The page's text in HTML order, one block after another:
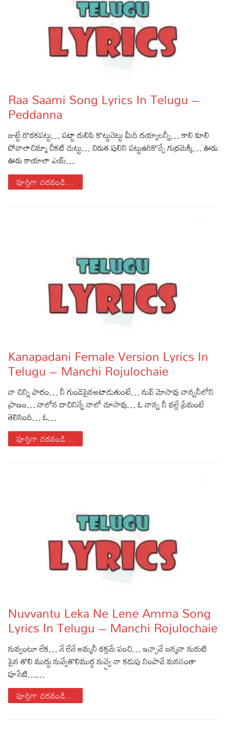
Raa Saami Song Lyrics In Telugu –
Peddanna
జుట్టే దొరకపట్టు… పట్టా దులిపి కొట్టుచెట్టు మీది దయ్యాలన్నీ… కాలి కూలి
పోవాలాచిమ్మా చీకటి చుట్టు… చిరుత పులిని పట్టుఉరికొచ్చే గుర్రమెక్కి… ఊరు
ఊరు కాయాలా ఎయ్…
పూర్తిగా చదవండి...
Kanapadani Female Version Lyrics In
Telugu – Manchi Rojulochaie
నా చిన్ని పాదం… నీ గుండెపైనఆటాడుతుంటే… నువ్ మోసావు నాన్ననీలోని
ప్రాణం… నాలోన దాచినిన్నే నాలో చూసావు… ఓ నాన్న నీ వల్లే ప్రేమంటే
తెలిసింది… ఓ…
పూర్తిగా చదవండి...
Nuvvantu Leka Ne Lene Amma Song
Lyrics In Telugu – Manchi Rojulochaie
నువ్వంటూ లేక… నే లేనే అమ్మనీ రక్తమే పంచి… ఇచ్చావే జన్మనా నుదుటి
పైన తొలి ముద్దు నువ్వేతొలిముద్ద నువ్వై నా కడుపు నింపావే మనసంతా
పూసేటి……
పూర్తిగా చదవండి...